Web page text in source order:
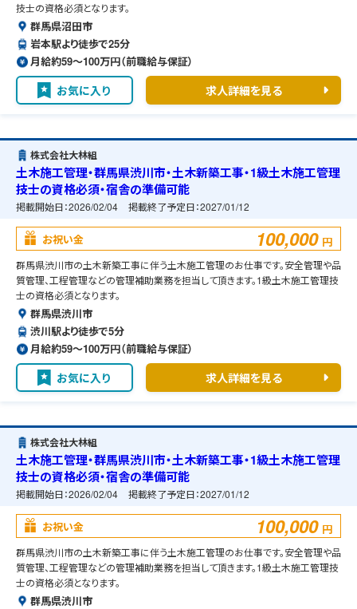
技士の資格必須となります。
群馬県沼田市
岩本駅より徒歩で25分
月給約59〜100万円（前職給与保証）
お気に入り 求人詳細を見る
株式会社大林組
土木施工管理・群馬県渋川市・土木新築工事・1級土木施工管理
技士の資格必須・宿舎の準備可能
掲載開始日：2026/02/04 掲載終了予定日：2027/01/12
お祝い金 100,000 円
群馬県渋川市の土木新築工事に伴う土木施工管理のお仕事です。安全管理や品
質管理、工程管理などの管理補助業務を担当して頂きます。1級土木施工管理技
士の資格必須となります。
群馬県渋川市
渋川駅より徒歩で5分
月給約59〜100万円（前職給与保証）
お気に入り 求人詳細を見る
株式会社大林組
土木施工管理・群馬県渋川市・土木新築工事・1級土木施工管理
技士の資格必須・宿舎の準備可能
掲載開始日：2026/02/04 掲載終了予定日：2027/01/12
お祝い金 100,000 円
群馬県渋川市の土木新築工事に伴う土木施工管理のお仕事です。安全管理や品
質管理、工程管理などの管理補助業務を担当して頂きます。1級土木施工管理技
士の資格必須となります。
群馬県渋川市